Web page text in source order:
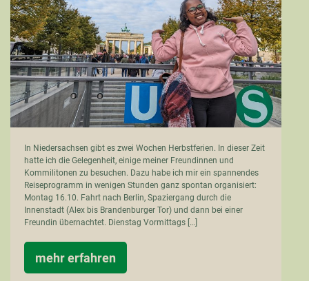
In Niedersachsen gibt es zwei Wochen Herbstferien. In dieser Zeit
hatte ich die Gelegenheit, einige meiner Freundinnen und
Kommilitonen zu besuchen. Dazu habe ich mir ein spannendes
Reiseprogramm in wenigen Stunden ganz spontan organisiert:
Montag 16.10. Fahrt nach Berlin, Spaziergang durch die
Innenstadt (Alex bis Brandenburger Tor) und dann bei einer
Freundin übernachtet. Dienstag Vormittags […]
mehr erfahren
Ferienzeit
ist